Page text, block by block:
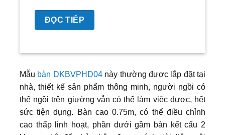
ĐỌC TIẾP
Mẫu bàn DKBVPHD04này thường được lắp đặt tại
nhà, thiết kế sản phẩm thông minh, người ngồi có
thể ngồi trên giường vẫn có thể làm việc được, hết
sức tiện dụng. Bàn cao 0.75m, có thể điều chỉnh
cao thấp linh hoạt, phần dưới gầm bàn kết cấu 2